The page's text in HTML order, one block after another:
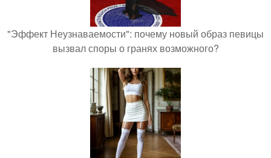
"Эффект Неузнаваемости": почему новый образ певицы
вызвал споры о гранях возможного?